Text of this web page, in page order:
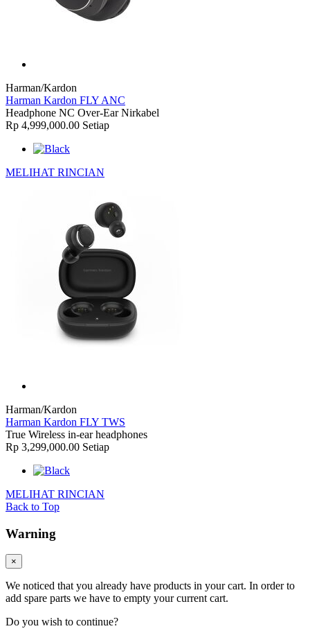
Harman/Kardon
Harman Kardon FLY ANC
Headphone NC Over-Ear Nirkabel
Rp 4,999,000.00 Setiap
MELIHAT RINCIAN
Harman/Kardon
Harman Kardon FLY TWS
True Wireless in-ear headphones
Rp 3,299,000.00 Setiap
MELIHAT RINCIAN
Back to Top
Warning
×
We noticed that you already have products in your cart. In order to
add spare parts we have to empty your current cart.
Do you wish to continue?